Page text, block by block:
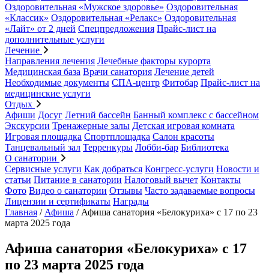
Оздоровительная «Мужское здоровье» Оздоровительная
«Классик» Оздоровительная «Релакс» Оздоровительная
«Лайт» от 2 дней Спецпредложения Прайс-лист на
дополнительные услуги
Лечение
Направления лечения Лечебные факторы курорта
Медицинская база Врачи санатория Лечение детей
Необходимые документы СПА-центр Фитобар Прайс-лист на
медицинские услуги
Отдых
Афиши Досуг Летний бассейн Банный комплекс с бассейном
Экскурсии Тренажерные залы Детская игровая комната
Игровая площадка Спортплощадка Салон красоты
Танцевальный зал Терренкуры Лобби-бар Библиотека
О санатории
Сервисные услуги Как добраться Конгресс-услуги Новости и
статьи Питание в санатории Налоговый вычет Контакты
Фото Видео о санатории Отзывы Часто задаваемые вопросы
Лицензии и сертификаты Награды
Главная / Афиша / Афиша санатория «Белокуриха» с 17 по 23
марта 2025 года
Афиша санатория «Белокуриха» с 17
по 23 марта 2025 года